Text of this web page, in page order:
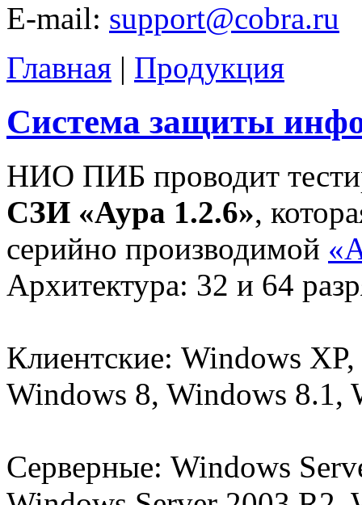
E-mail: support@cobra.ru
Главная | Продукция
Система защиты
НИО ПИБ проводит
СЗИ «Аура 1.2.6»,
серийно производимой
Архитектура: 32 и 64
Клиентские: Windows
Windows 8, Windows 8.1,
Серверные: Windows